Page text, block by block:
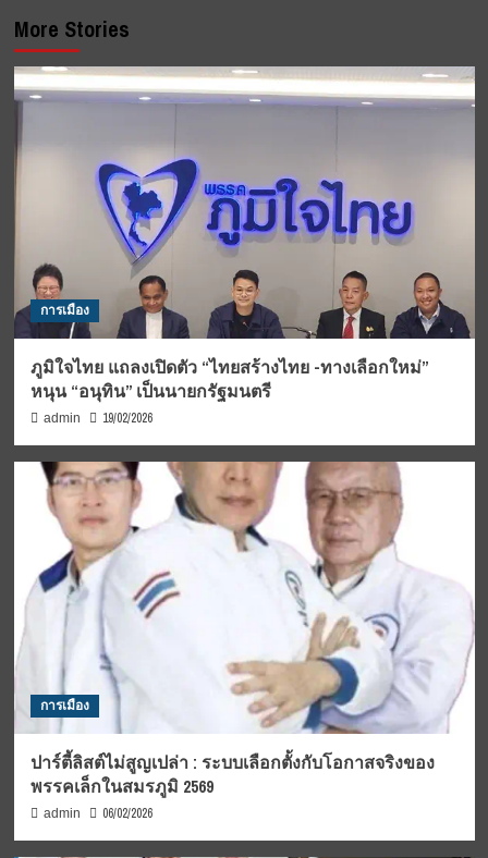
More Stories
การเมือง
ภูมิใจไทย แถลงเปิดตัว “ไทยสร้างไทย -ทางเลือกใหม่”
หนุน “อนุทิน” เป็นนายกรัฐมนตรี
admin 19/02/2026
การเมือง
ปาร์ตี้ลิสต์ไม่สูญเปล่า : ระบบเลือกตั้งกับโอกาสจริงของ
พรรคเล็กในสมรภูมิ 2569
admin 06/02/2026